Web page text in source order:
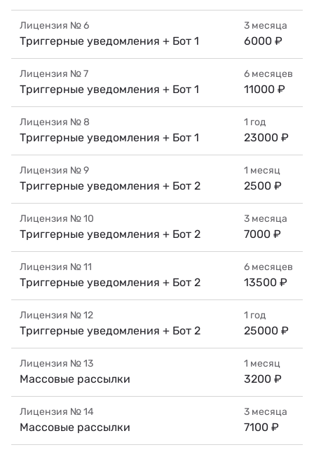
Лицензия №6
Триггерные уведомления + Бот 1 6000 ₽
3 месяца
Лицензия №7
Триггерные уведомления + Бот 1 11000 ₽
6 месяцев
Лицензия №8
Триггерные уведомления + Бот 1 23000 ₽
1 год
Лицензия №9
Триггерные уведомления + Бот 2 2500 ₽
1 месяц
Лицензия №10
Триггерные уведомления + Бот 2 7000 ₽
3 месяца
Лицензия №11
Триггерные уведомления + Бот 2 13500 ₽
6 месяцев
Лицензия №12
Триггерные уведомления + Бот 2 25000 ₽
1 год
Лицензия №13
Массовые рассылки 3200 ₽
1 месяц
Лицензия №14
Массовые рассылки 7100 ₽
3 месяца